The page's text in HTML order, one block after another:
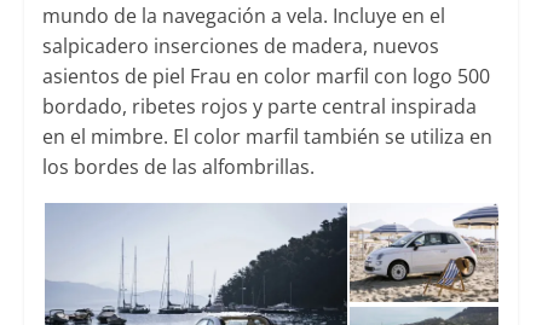
mundo de la navegación a vela. Incluye en el
salpicadero inserciones de madera, nuevos
asientos de piel Frau en color marfil con logo 500
bordado, ribetes rojos y parte central inspirada
en el mimbre. El color marfil también se utiliza en
los bordes de las alfombrillas.